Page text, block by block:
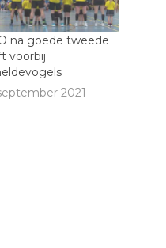
na goede tweede
voorbij
2021